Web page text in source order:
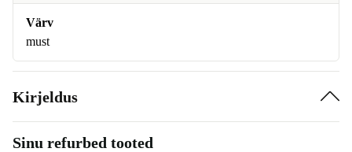
Värv
must
Kirjeldus
Sinu refurbed tooted